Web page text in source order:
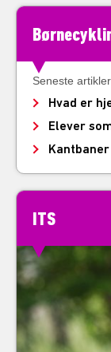
Seneste
Hvad er
Elever
Kantbaner
ITS